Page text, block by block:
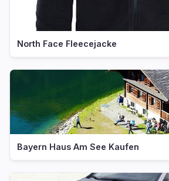
North Face Fleecejacke
Bayern Haus Am See Kaufen